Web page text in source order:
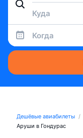
Когда
Дешёвые авиабилеты
Аруши в Гондурас